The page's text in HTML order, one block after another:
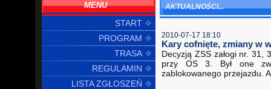
MENU
START
PROGRAM
TRASA
REGULAMIN
LISTA ZGŁOSZEŃ
AKTUALNOŚCI...
2010-07-17 18:10
Kary cofnięte, zmiany w
Decyzją ZSS załogi nr.
przy OS 3. Był one
zablokowanego przejazdu.